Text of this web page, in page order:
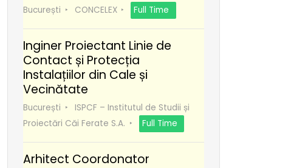
București CONCELEX Full Time
Inginer Proiectant Linie de
Contact și Protecția
Instalațiilor din Cale și
Vecinătate
București
ISPCF – Institutul de Studii și
Proiectări Căi Ferate S.A.
Full Time
Arhitect Coordonator